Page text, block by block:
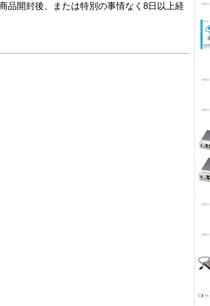
品開封後、または特別の事情なく8日以上経